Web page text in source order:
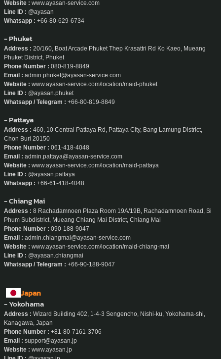
Website : www.ayasan-service.com
Line ID : @ayasan
Whatsapp : +66-80-629-6734
- Phuket
Address : 20/160, Boat Arcade Phuket Thep Krasattri Rd Ko Kaeo, Mueang
Phuket District, Phuket
Phone Number : 080-819-8849
Email : admin.phuket@ayasan-service.com
Website : www.ayasan-service.com/location/maid-phuket
Line ID : @ayasan.phuket
Whatsapp / Telegram : +66-80-819-8849
- Pattaya
Address : 460, 10 Central Pattaya Rd, Pattaya City, Bang Lamung District,
Chon Buri 20150
Phone Number : 061-418-4048
Email : admin.pattaya@ayasan-service.com
Website : www.ayasan-service.com/location/maid-pattaya
Line ID : @ayasan.pattaya
Whatsapp : +66-61-418-4048
- Chiang Mai
Address : 8 Rachadamnoen Plaza Room 19A/19B, Rachadamnoen Road, Si
Phum Subdistrict, Mueang Chiang Mai District, Chiang Mai
Phone Number : 090-188-9047
Email : admin.chiangmai@ayasan-service.com
Website : www.ayasan-service.com/location/maid-chiang-mai
Line ID : @ayasan.chiangmai
Whatsapp / Telegram : +66-90-188-9047
Japan
- Yokohama
Address : Wizard Building 402, 1-4-3 Sengencho, Nishi-ku, Yokohama-shi,
Kanagawa, Japan
Phone Number : +81-80-7161-3706
Email : support@ayasan.jp
Website : www.ayasan.jp